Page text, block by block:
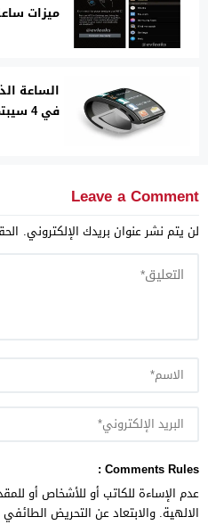
ميزات
في 4 سيبتمبر
Leave a Comment
لن يتم نشر عنوان بريدك الإلكتروني.
Comments Rules :
عدم الإساءة للكاتب أو للأشخاص أو
الالهية. والابتعاد عن التحريض